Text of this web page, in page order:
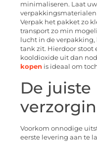
minimaliseren. Laat
Verpak het pakket zo
transport zo min
lucht in de
tank zit. Hierdoor stoot
kooldioxide uit dan
kopen is ideaal om
De juiste
Voorkom onnodige
eerste levering aan te